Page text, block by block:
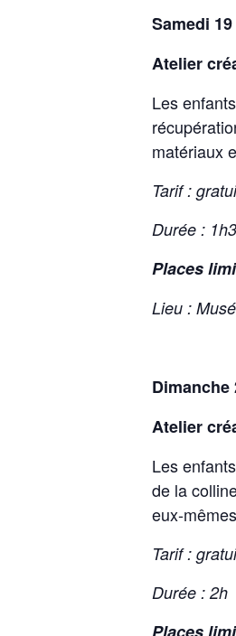
Samedi
Atelier
Les
matériaux
Tarif :
Durée :
Places
Lieu :
Dimanche
Atelier
Les
de la
eux-
Tarif :
Durée : 2h